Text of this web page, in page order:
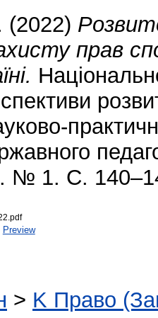
(2022)
прав
№ 1. С.
Preview
> K Право